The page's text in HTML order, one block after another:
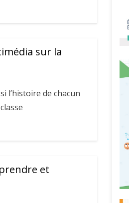
sur la
l’histoire de chacun
et